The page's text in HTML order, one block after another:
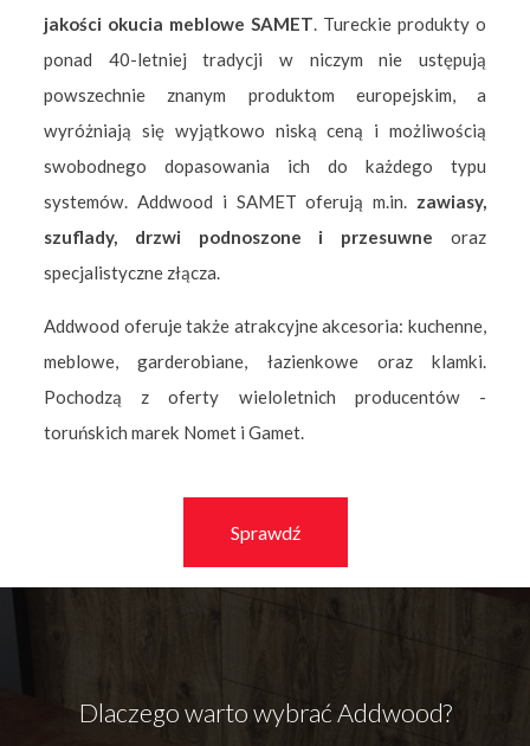
jakości okucia meblowe SAMET. Tureckie produkty o
ponad 40-letniej tradycji w niczym nie ustępują
powszechnie znanym produktom europejskim, a
wyróżniają się wyjątkowo niską ceną i możliwością
swobodnego dopasowania ich do każdego typu
systemów. Addwood i SAMET oferują m.in. zawiasy,
szuflady, drzwi podnoszone i przesuwne oraz
specjalistyczne złącza.
Addwood oferuje także atrakcyjne akcesoria: kuchenne,
meblowe, garderobiane, łazienkowe oraz klamki.
Pochodzą z oferty wieloletnich producentów -
toruńskich marek Nomet i Gamet.
Sprawdź
Dlaczego warto wybrać Addwood?